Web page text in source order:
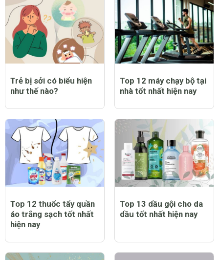
Trẻ bị sởi có biểu hiện
như thế nào?
Top 12 máy chạy bộ tại
nhà tốt nhất hiện nay
Top 12 thuốc tẩy quần
áo trắng sạch tốt nhất
hiện nay
Top 13 dầu gội cho da
dầu tốt nhất hiện nay